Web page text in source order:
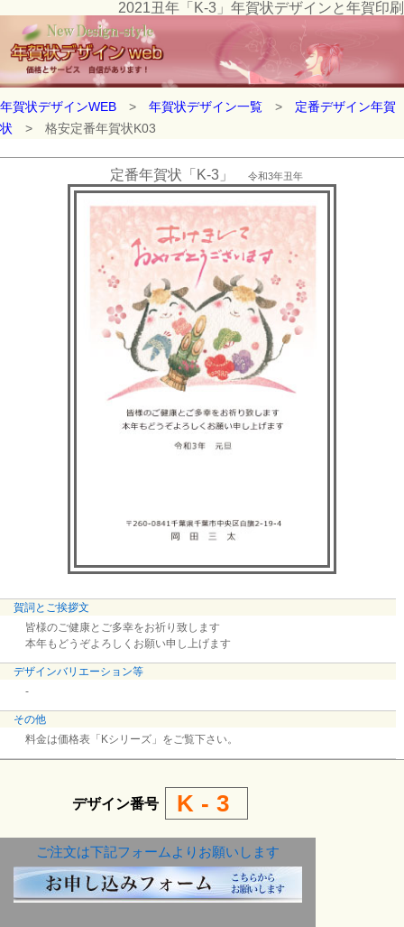
2021丑年「K-3」年賀状デザインと年賀印刷
年賀状デザインWEB > 年賀状デザイン一覧 > 定番デザイン年賀
状 > 格安定番年賀状K03
定番年賀状「K-3」 令和3年丑年
賀詞とご挨拶文
皆様のご健康とご多幸をお祈り致します
本年もどうぞよろしくお願い申し上げます
デザインバリエーション等
-
その他
料金は価格表「Kシリーズ」をご覧下さい。
デザイン番号 K-3
ご注文は下記フォームよりお願いします